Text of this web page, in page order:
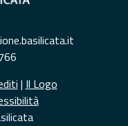
| Il Logo